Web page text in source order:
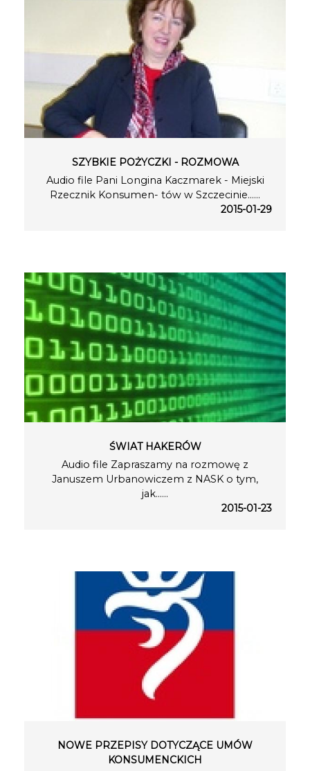
SZYBKIE POŻYCZKI - ROZMOWA
Audio file Pani Longina Kaczmarek - Miejski
Rzecznik Konsumen- tów w Szczecinie…...
2015-01-29
ŚWIAT HAKERÓW
Audio file Zapraszamy na rozmowę z
Januszem Urbanowiczem z NASK o tym,
jak…...
2015-01-23
NOWE PRZEPISY DOTYCZĄCE UMÓW
KONSUMENCKICH